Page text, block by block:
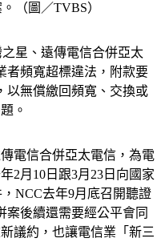
（圖／TVBS）
星、遠傳電信合併亞太
者頻寬超標違法，附款要
以無償繳回頻寬、交換或
。
電信合併亞太電信，為電
2月10日跟3月23日向國家
NCC去年9月底召開聽證
案後續還需要經公平會同
議約，也讓電信業「新三